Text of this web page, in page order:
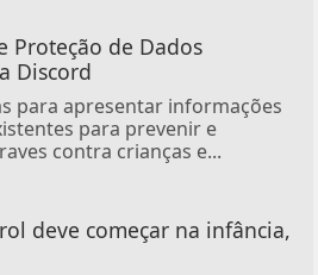
Proteção de Dados
Discord
para apresentar informações
para prevenir e
contra crianças e...
deve começar na infância,